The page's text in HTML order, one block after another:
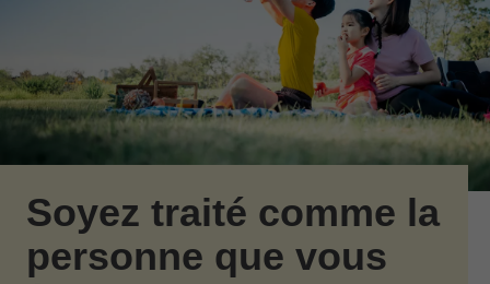
Soyez traité comme la
personne que vous